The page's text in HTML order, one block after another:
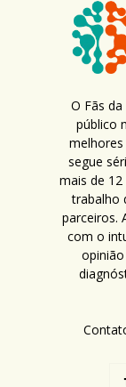
O Fãs
público
segue
mais de
trabalho
parceiros.
com o